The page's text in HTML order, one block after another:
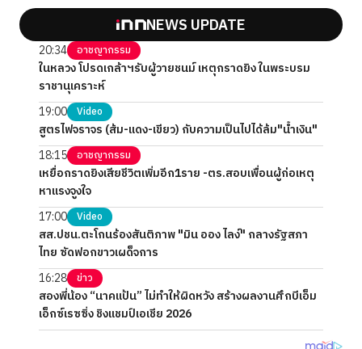
NEWS UPDATE
20:34 อาชญากรรม
ในหลวง โปรดเกล้าฯรับผู้วายชนม์ เหตุกราดยิง ในพระบรม
ราชานุเคราะห์
19:00
Video
สูตรไฟจราจร (ส้ม-แดง-เขียว) กับความเป็นไปได้ล้ม"น้ำเงิน"
18:15
อาชญากรรม
เหยื่อกราดยิงเสียชีวิตเพิ่มอีก1ราย -ตร.สอบเพื่อนผู้ก่อเหตุ
หาแรงจูงใจ
17:00
Video
สส.ปชน.ตะโกนร้องสันติภาพ "มิน ออง ไลง์" กลางรัฐสภา
ไทย ซัดฟอกขาวเผด็จการ
16:28
ข่าว
สองพี่น้อง “นาคแป้น” ไม่ทำให้ผิดหวัง สร้างผลงานศึกบีเอ็ม
เอ็กซ์เรซซิ่ง ชิงแชมป์เอเชีย 2026